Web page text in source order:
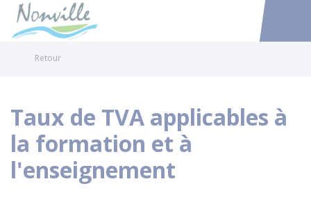
Accéder
Retour
Taux de TVA applicables à
la formation et à
l'enseignement